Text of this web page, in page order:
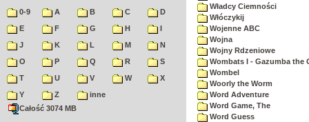
0-9 A B C
D
E
F G H
I
J
K L M
N
O
P Q R
S
T
U V W
X
Y
Z
inne
Całość 3074 MB
Władcy Ciemności
Włóczykij
Wojenne ABC
Wojna
Wojny Rdzeniowe
Wombats I - Gazumba the
Wombel
Woorly the Worm
Word Adventure
Word Game, The
Word Guess